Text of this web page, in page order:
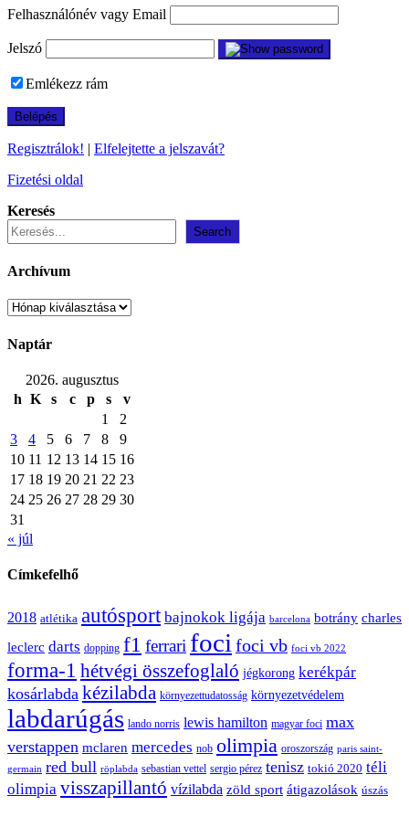
Felhasználónév vagy Email
Jelszó
Emlékezz rám
Regisztrálok! | Elfelejtette a jelszavát?
Fizetési oldal
Keresés
Search
Archívum
Archívum
Naptár
2026. augusztus
h K s c p s
v
1
2
3
4 5 6 7 8
9
10 11 12 13 14 15 16
17 18 19 20 21 22 23
24 25 26 27 28 29 30
31
« júl
Címkefelhő
2018 atlétika autósport bajnokok ligája barcelona botrány charles
leclerc darts dopping f1 ferrari foci foci vb foci vb 2022
forma-1 hétvégi összefoglaló jégkorong kerékpár
kosárlabda kézilabda környezettudatosság környezetvédelem
labdarúgás lando norris lewis hamilton magyar foci max
verstappen mclaren mercedes nob olimpia oroszország paris saint-
germain red bull röplabda sebastian vettel sergio pérez tenisz tokió 2020 téli
olimpia visszapillantó vízilabda zöld sport átigazolások úszás